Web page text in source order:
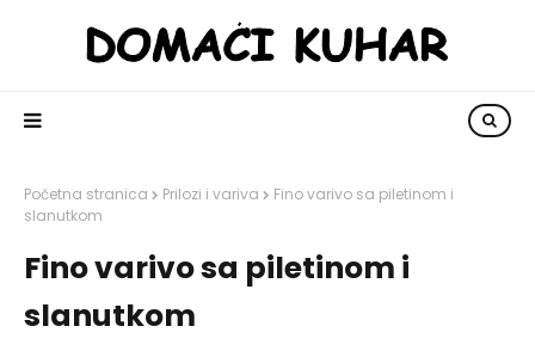
Početna stranica Prilozi i variva
Fino varivo sa piletinom i
slanutkom
Fino varivo sa piletinom i
slanutkom